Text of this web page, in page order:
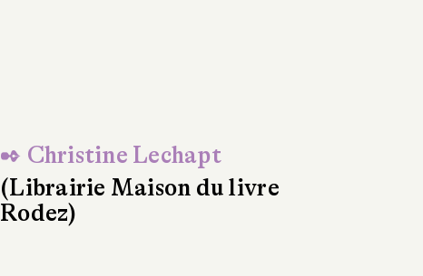
✒ Christine Lechapt
(Librairie Maison du livre
Rodez)